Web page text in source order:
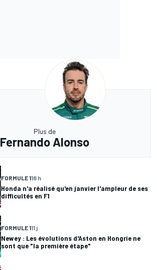
Plus de
Fernando Alonso
FORMULE 118 h
Honda n'a réalisé qu'en janvier l'ampleur de ses
difficultés en F1
FORMULE 111 j
Newey : Les évolutions d'Aston en Hongrie ne
sont que "la première étape"